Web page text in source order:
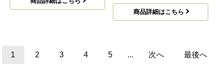
SDG-1-ML
216,751円(税込)